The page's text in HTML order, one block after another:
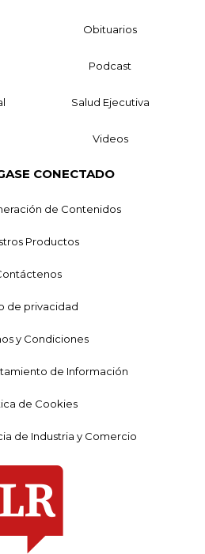
Obituarios
Podcast
Salud Ejecutiva
Videos
CONECTADO
de Contenidos
Productos
de privacidad
y Condiciones
de Información
de Cookies
de Industria y Comercio